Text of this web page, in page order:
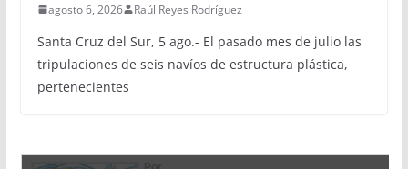
agosto 6, 2026 Raúl Reyes Rodríguez
Santa Cruz del Sur, 5 ago.- El pasado mes de julio las
tripulaciones de seis navíos de estructura plástica,
pertenecientes